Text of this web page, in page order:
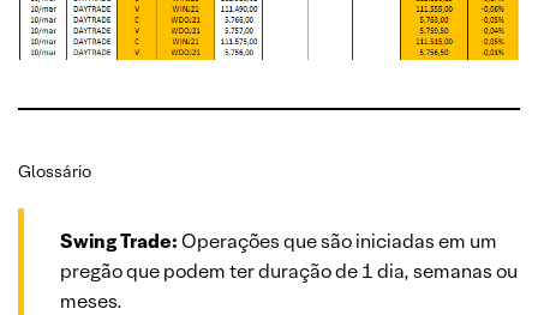
Glossário
Swing Trade:Operações que são iniciadas em um
pregão que podem ter duração de 1 dia, semanas ou
meses.